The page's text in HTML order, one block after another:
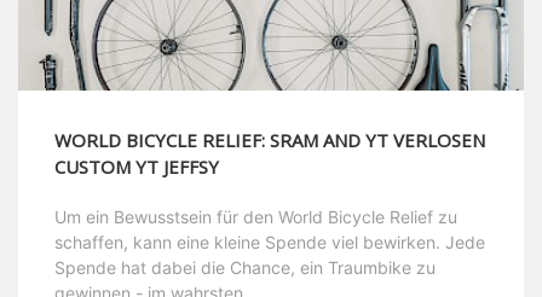
WORLD BICYCLE RELIEF: SRAM AND YT VERLOSEN
CUSTOM YT JEFFSY
Um ein Bewusstsein für den World Bicycle Relief zu
schaffen, kann eine kleine Spende viel bewirken. Jede
Spende hat dabei die Chance, ein Traumbike zu